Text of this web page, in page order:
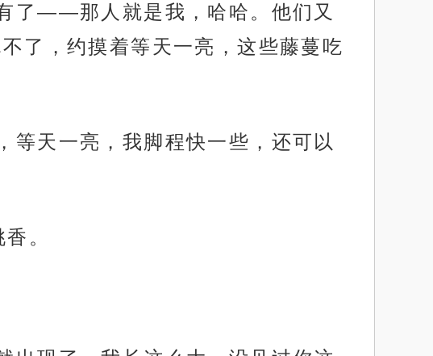
了——那人就是我，哈哈。他们又
了，约摸着等天一亮，这些藤蔓吃
等天一亮，我脚程快一些，还可以
。